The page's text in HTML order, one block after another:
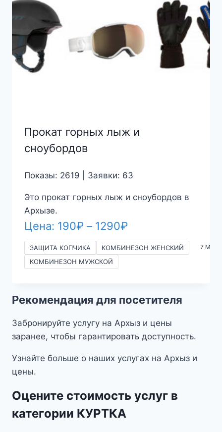
Прокат горных лыж и
сноубордов
Показы: 2619 | Заявки: 63
Это прокат горных лыж и сноубордов в
Архызе.
Цена: 190₽ – 1290₽Диапазон
цен:
1290₽
ЗАЩИТА КОПЧИКА
КОМБИНЕЗОН ЖЕНСКИЙ
КОМБИНЕЗОН МУЖСКОЙ
7 More
Рекомендация для посетителя
Забронируйте услугу на Архыз и цены
заранее, чтобы гарантировать доступность.
Узнайте больше о наших услугах на Архыз и
цены.
Оцените стоимость услуг в
категории КУРТКА